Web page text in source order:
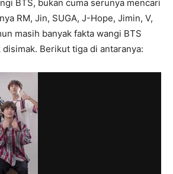
BTS, bukan cuma serunya mencari
RM, Jin, SUGA, J-Hope, Jimin, V,
masih banyak fakta wangi BTS
Berikut tiga di antaranya: